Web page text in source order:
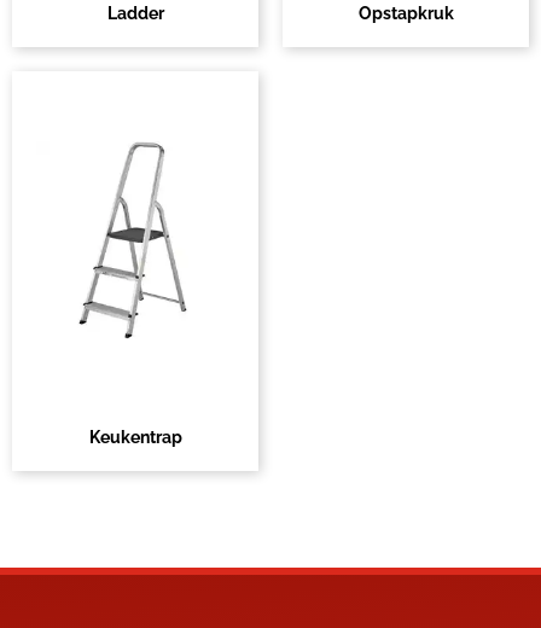
Ladder Opstapkruk
Keukentrap